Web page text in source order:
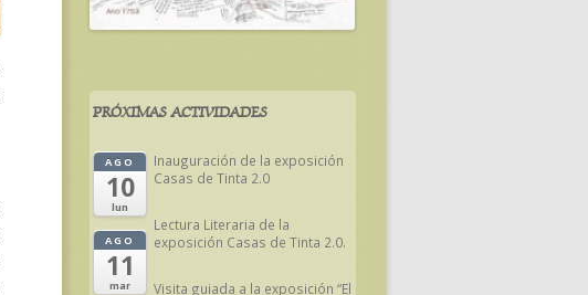
PRÓXIMAS ACTIVIDADES
AGO
10
lun
Inauguración de la exposición
Casas de Tinta 2.0
AGO
11
mar
Lectura Literaria de la
exposición Casas de Tinta 2.0.
Visita guiada a la exposición “El